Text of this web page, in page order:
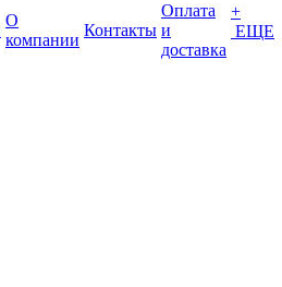
О
компании
Контакты
Оплата
и
доставка
+
ЕЩЕ